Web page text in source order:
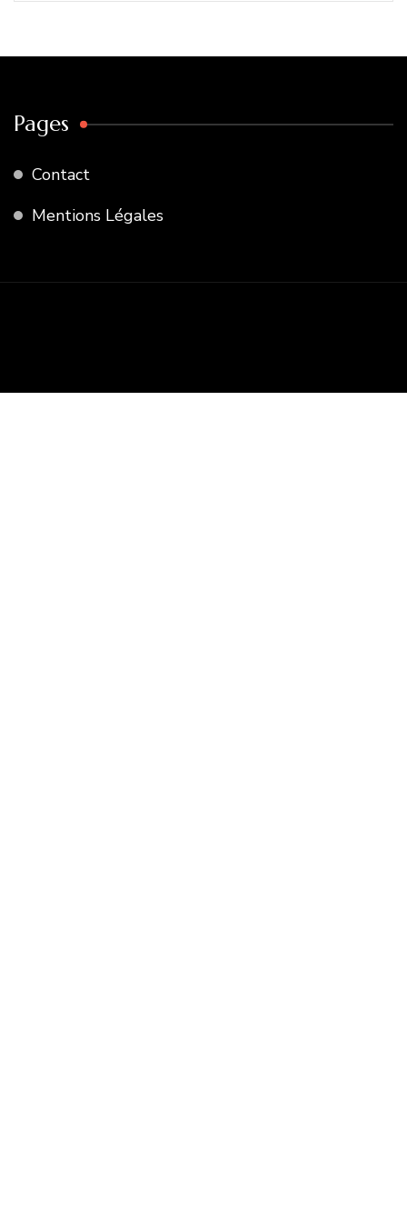
Pages
Contact
Mentions Légales